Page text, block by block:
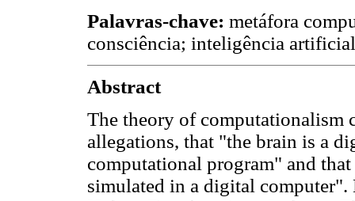
Palavras-chave: metáfora
consciência; inteligência
Abstract
The theory of computationalism
allegations, that "the brain is a
computational program" and
simulated in a digital computer".